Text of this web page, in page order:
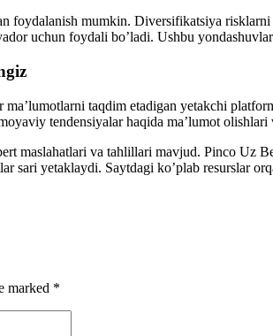
foydalanish mumkin. Diversifikatsiya
uchun foydali bo’ladi. Ushbu
taqdim etadigan yetakchi
tendensiyalar haqida ma’lumot
maslahatlari va tahlillari mavjud. Pinco
sari yetaklaydi. Saytdagi ko’plab resurslar
marked *